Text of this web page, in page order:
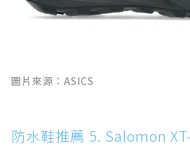
圖片來源：ASICS
防水鞋推薦 5. Salomon